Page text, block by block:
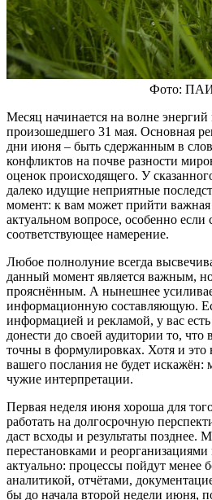
Фото:
Месяц начинается на волне
произошедшего 31 мая. Основная
дни июня – быть сдержанным в
конфликтов на почве разности
оценок происходящего. У
далеко идущие неприятные
момент: к вам может прийти
актуальном вопросе, особенно если
соответствующее намерение.
Любое полнолуние всегда
данный момент является важным,
прояснённым. А нынешнее
информационную составляющую.
информацией и рекламой, у вас
донести до своей аудитории то, что
точны в формулировках. Хотя и это
вашего послания не будет искажён:
чужие интерпретации.
Первая неделя июня хороша для
работать на долгосрочную
даст всходы и результаты позднее.
перестановками и реорганизациями
актуально: процессы пойдут менее
аналитикой, отчётами,
бы до начала второй недели июня,